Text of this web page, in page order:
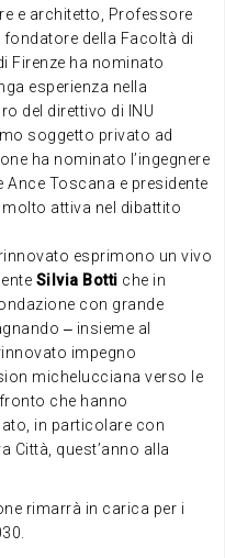
e architetto, Professore
fondatore della Facoltà di
Firenze ha nominato
esperienza nella
del direttivo di INU
soggetto privato ad
ha nominato l’ingegnere
Ance Toscana e presidente
molto attiva nel dibattito
esprimono un vivo
Silvia Botti che in
con grande
‒ insieme al
impegno
michelucciana verso le
che hanno
in particolare con
Città, quest’anno alla
rimarrà in carica per i